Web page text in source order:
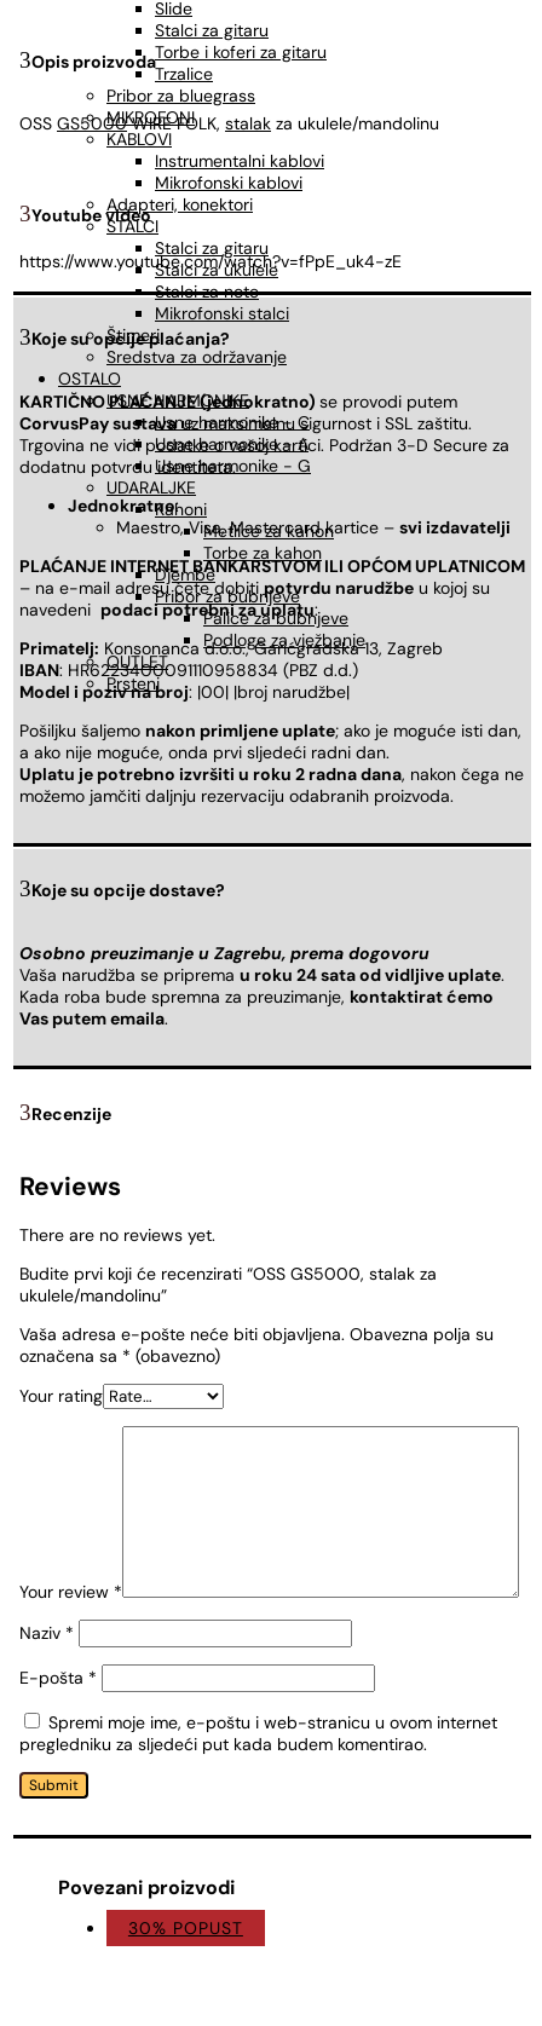
Slide
Stalci za gitaru
Torbe i koferi za gitaru
Trzalice
Pribor za bluegrass
MIKROFONI
KABLOVI
Instrumentalni kablovi
Mikrofonski kablovi
Adapteri, konektori
STALCI
Stalci za gitaru
Stalci za ukulele
Stalci za note
Mikrofonski stalci
Štimeri
Sredstva za održavanje
OSTALO
USNE HARMONIKE
Usne harmonike - C
Usne harmonike - A
Usne harmonike - G
UDARALJKE
Kahoni
Metlice za kahon
Torbe za kahon
Djembe
Pribor za bubnjeve
Palice za bubnjeve
Podloge za vježbanje
OUTLET
Prsteni
Opis proizvoda
OSS GS5000WIRE FOLK, stalak za ukulele/mandolinu
Youtube video
https://www.youtube.com/watch?v=fPpE_uk4-zE
Koje su opcije plaćanja?
KARTIČNO PLAĆANJE (jednokratno) se provodi putem
CorvusPay sustavauz maksimalnu sigurnost i SSL zaštitu.
Trgovina ne vidi podatke o vašoj kartici. Podržan 3-D Secure za
dodatnu potvrdu identiteta.
Jednokratno:
Maestro, Visa, Mastercard kartice – svi izdavatelji
PLAĆANJE INTERNET BANKARSTVOM ILI OPĆOM UPLATNICOM
– na e-mail adresu ćete dobiti potvrdu narudžbe u kojoj su
navedeni podaci potrebni za uplatu:
Primatelj: Konsonanca d.o.o., Garićgradska 13, Zagreb
IBAN: HR6223400091110958834 (PBZ d.d.)
Model i poziv na broj: |00| |broj narudžbe|
Pošiljku šaljemo nakon primljene uplate; ako je moguće isti dan,
a ako nije moguće, onda prvi sljedeći radni dan.
Uplatu je potrebno izvršiti u roku 2 radna dana, nakon čega ne
možemo jamčiti daljnju rezervaciju odabranih proizvoda.
Koje su opcije dostave?
Osobno preuzimanje u Zagrebu, prema dogovoru
Vaša narudžba se priprema u roku 24 sata od vidljive uplate.
Kada roba bude spremna za preuzimanje, kontaktirat ćemo
Vas putem emaila.
Recenzije
Reviews
There are no reviews yet.
Budite prvi koji će recenzirati “OSS GS5000, stalak za
ukulele/mandolinu”
Vaša adresa e-pošte neće biti objavljena. Obavezna polja su
označena sa * (obavezno)
Your rating
Your review *
Naziv *
E-pošta *
Spremi moje ime, e-poštu i web-stranicu u ovom internet
pregledniku za sljedeći put kada budem komentirao.
Submit
Povezani proizvodi
30% POPUST